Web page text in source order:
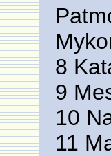
8
9
10
11